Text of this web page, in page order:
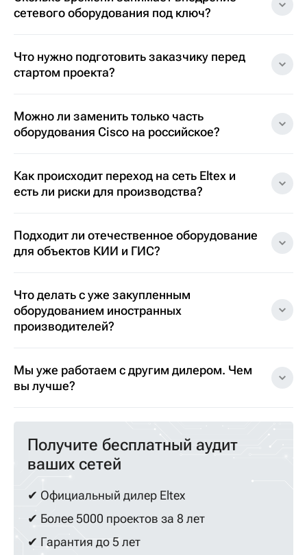
сетевого оборудования под ключ?
Что нужно подготовить заказчику перед
стартом проекта?
Можно ли заменить только часть
оборудования Cisco на российское?
Как происходит переход на сеть Eltex и
есть ли риски для производства?
Подходит ли отечественное оборудование
для объектов КИИ и ГИС?
Что делать с уже закупленным
оборудованием иностранных
производителей?
Мы уже работаем с другим дилером. Чем
вы лучше?
Получите бесплатный аудит
ваших сетей
✔ Официальный дилер Eltex
✔ Более 5000 проектов за 8 лет
✔ Гарантия до 5 лет